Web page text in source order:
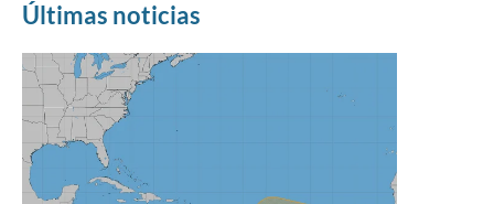
Últimas noticias